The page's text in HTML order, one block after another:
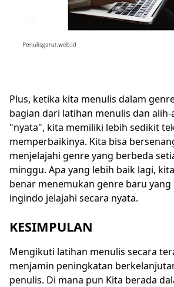
Plus, ketika kita menulis dalam
bagian dari latihan menulis dan
"nyata", kita memiliki lebih sedikit
memperbaikinya. Kita bisa
menjelajahi genre yang berbeda
minggu. Apa yang lebih baik lagi,
benar menemukan genre baru yang
ingindo jelajahi secara nyata.
KESIMPULAN
Mengikuti latihan menulis secara
menjamin peningkatan
penulis. Di mana pun Kita berada